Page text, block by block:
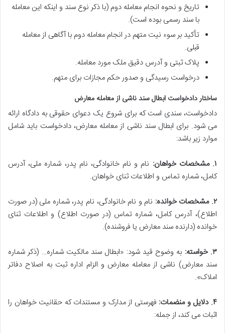
تاریخ و نحوه انجام معامله دوم (با ذکر نوع سند و اینکه این معامله
با سند رسمی بوده است).
تأکید بر سوء نیت متهم در انجام معامله دوم با آگاهی از معامله
قبلی.
پلاک ثبتی و آدرس دقیق ملک مورد معامله.
درخواست رسیدگی و صدور حکم مجازات برای متهم.
ساختار دادخواست ابطال سند ناشی از معامله معارض
دادخواست، سندی است که برای شروع یک دعوای حقوقی به دادگاه ارائه
می شود. برای ابطال سند ناشی از معامله معارض، دادخواست باید شامل
موارد زیر باشد:
۱. مشخصات خواهان:
نام و نام خانوادگی، نام پدر، شماره ملی، آدرس
کامل، شماره تماس و اطلاعات ثنای خواهان.
۲. مشخصات خوانده:
نام و نام خانوادگی، نام پدر، شماره ملی (در صورت
اطلاع)، آدرس کامل، شماره تماس (در صورت اطلاع) و اطلاعات ثنای
خوانده (دارنده سند معارض یا فروشنده).
۳. خواسته:
به وضوح قید شود: «ابطال سند مالکیت شماره… (ذکر شماره
سند معارض) ناشی از معامله معارض و الزام اداره ثبت به اصلاح دفاتر
املاک».
۴. دلایل و منضمات:
فهرستی از مدارک و مستندات که حقانیت خواهان را
اثبات می کند، از جمله: